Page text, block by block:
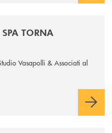
TORNA
Vasapolli & Associati al